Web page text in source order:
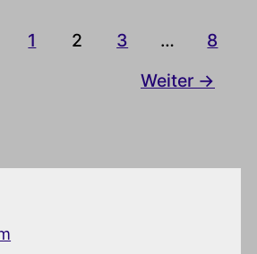
1 2 3 …
8
Weiter →